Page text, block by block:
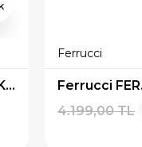
Ferrucci FER.03730M.06 Çelik Kordon Kadın Kol Saati
Ferrucci
4.199,00 TL